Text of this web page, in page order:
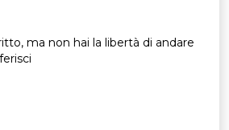
ma non hai la libertà di andare